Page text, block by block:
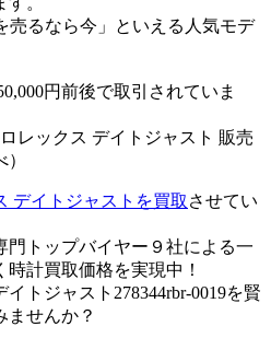
売るなら今」といえる人気モデ
円前後で取引されていま
レックス デイトジャスト 販売
デイトジャストを買取 させてい
門トップバイヤー９社による一
計買取価格を実現中！
トジャスト278344rbr-0019を賢
ませんか？